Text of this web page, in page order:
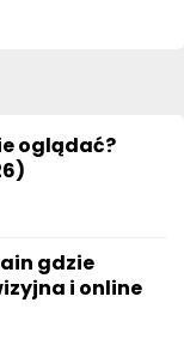
oglądać?
gdzie
i online